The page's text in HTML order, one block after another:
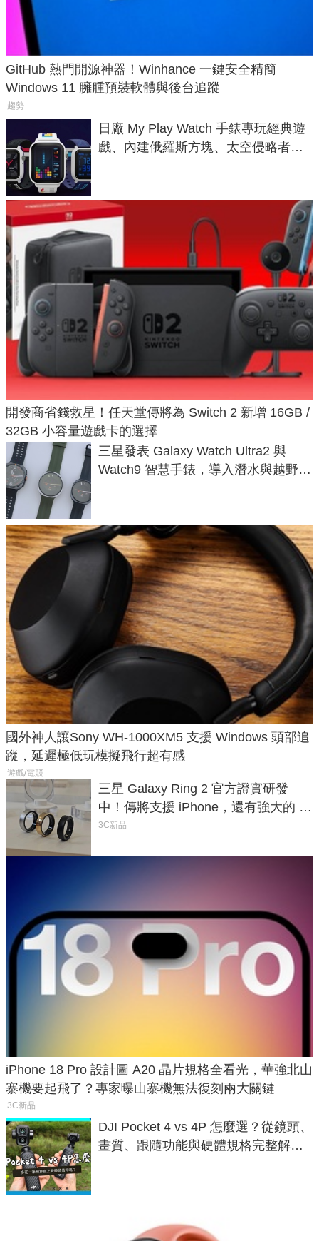
GitHub 熱門開源神器！Winhance 一鍵安全精簡
Windows 11 臃腫預裝軟體與後台追蹤
趨勢
日廠 My Play Watch 手錶專玩經典遊
戲、內建俄羅斯方塊、太空侵略者，
開發商省錢救星！任天堂傳將為 Switch 2 新增 16GB /
32GB 小容量遊戲卡的選擇
三星發表 Galaxy Watch Ultra2 與
Watch9 智慧手錶，導入潛水與越野跑
國外神人讓Sony WH-1000XM5 支援 Windows 頭部追
蹤，延遲極低玩模擬飛行超有感
遊戲/電競
三星 Galaxy Ring 2 官方證實研發
中！傳將支援 iPhone，還有強大的 AI
與智慧家電連動功能
3C新品
iPhone 18 Pro 設計圖 A20 晶片規格全看光，華強北山
寨機要起飛了？專家曝山寨機無法復刻兩大關鍵
3C新品
DJI Pocket 4 vs 4P 怎麼選？從鏡頭、
畫質、跟隨功能與硬體規格完整解